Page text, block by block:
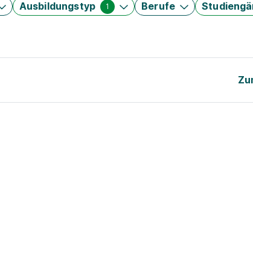
Ausbildungstyp 1 Berufe